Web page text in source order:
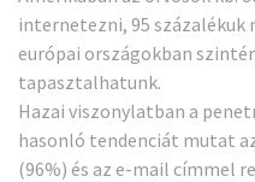
internetezni, 95 százalékuk
európai országokban
tapasztalhatunk.
Hazai viszonylatban a
hasonló tendenciát mutat
(96%) és az e-mail címmel